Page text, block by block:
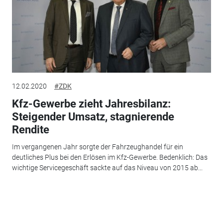
12.02.2020 #ZDK
Kfz-Gewerbe zieht Jahresbilanz:
Steigender Umsatz, stagnierende
Rendite
Im vergangenen Jahr sorgte der Fahrzeughandel für ein
deutliches Plus bei den Erlösen im Kfz-Gewerbe. Bedenklich: Das
wichtige Servicegeschäft sackte auf das Niveau von 2015 ab...